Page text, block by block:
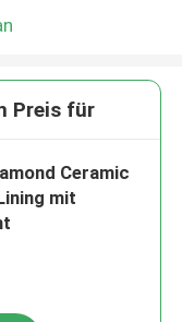
Preis für
Ceramic
mit